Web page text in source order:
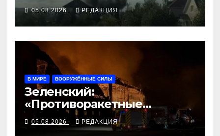
05.08.2026 РЕДАКЦИЯ
В МИРЕ ВООРУЖЁННЫЕ СИЛЫ
Зеленский:
«Противоракетные
средства могли бы спасти
погибших сегодня»
05.08.2026 РЕДАКЦИЯ